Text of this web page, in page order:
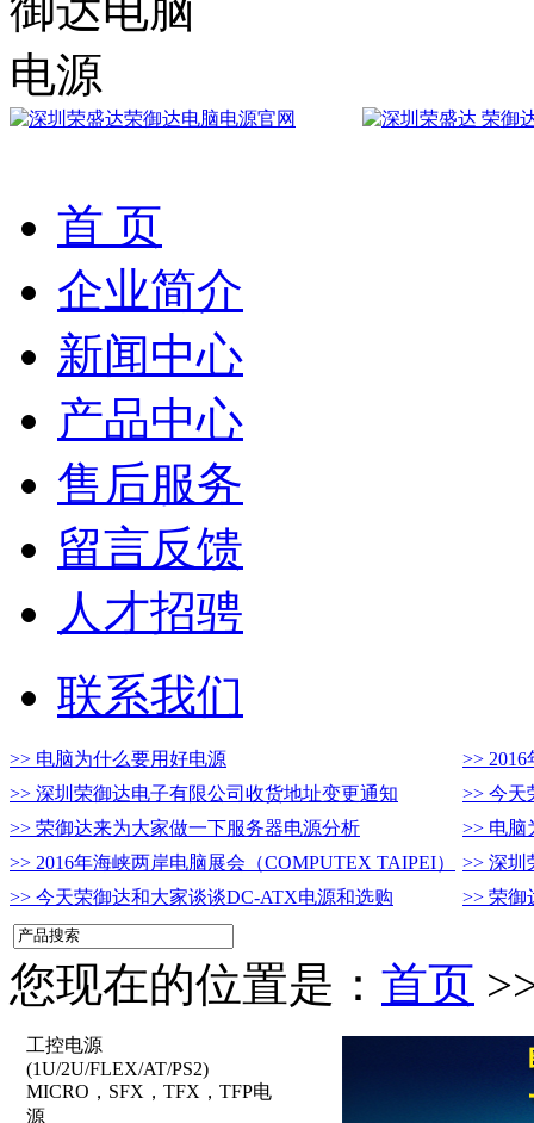
首 页
企业简介
新闻中心
产品中心
售后服务
留言反馈
人才招骋
联系我们
>> 电脑为什么要用好电源
>>
>> 深圳荣御达电子有限公司收货地址变更通知
>> 今天
>> 荣御达来为大家做一下服务器电源分析
>> 电脑
>> 2016年海峡两岸电脑展会（COMPUTEX TAIPEI）
>> 深圳
>> 今天荣御达和大家谈谈DC-ATX电源和选购
>> 荣御
您现在的位置是： 首页
工控电源
(1U/2U/FLEX/AT/PS2)
MICRO，SFX，TFX，TFP电
源